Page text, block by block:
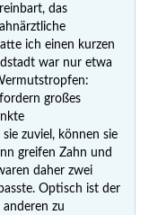
das
ich einen kurzen
war nur etwa
großes
zuviel, können sie
greifen Zahn und
daher zwei
Optisch ist der
zu